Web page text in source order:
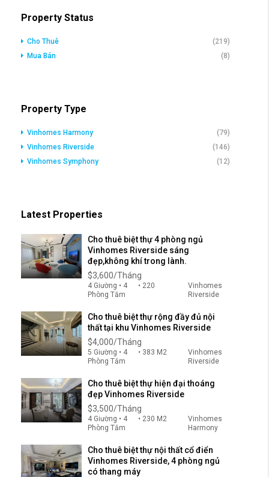
Property Status
Cho Thuê
(219)
Mua Bán
(8)
Property Type
Vinhomes Harmony
(79)
Vinhomes Riverside
(146)
Vinhomes Symphony
(12)
Latest Properties
Cho thuê biệt thự 4 phòng ngủ
Vinhomes Riverside sáng
đẹp,không khí trong lành.
$3,600/Tháng
4 Giường • 4
Phòng Tắm
• 220
Vinhomes
Riverside
Cho thuê biệt thự rộng đầy đủ nội
thất tại khu Vinhomes Riverside
$4,000/Tháng
5 Giường • 4
Phòng Tắm
• 383 M2
Vinhomes
Riverside
Cho thuê biệt thự hiện đại thoáng
đẹp Vinhomes Riverside
$3,500/Tháng
4 Giường • 4
Phòng Tắm
• 230 M2
Vinhomes
Harmony
Cho thuê biệt thự nội thất cổ điển
Vinhomes Riverside, 4 phòng ngủ
có thang máy